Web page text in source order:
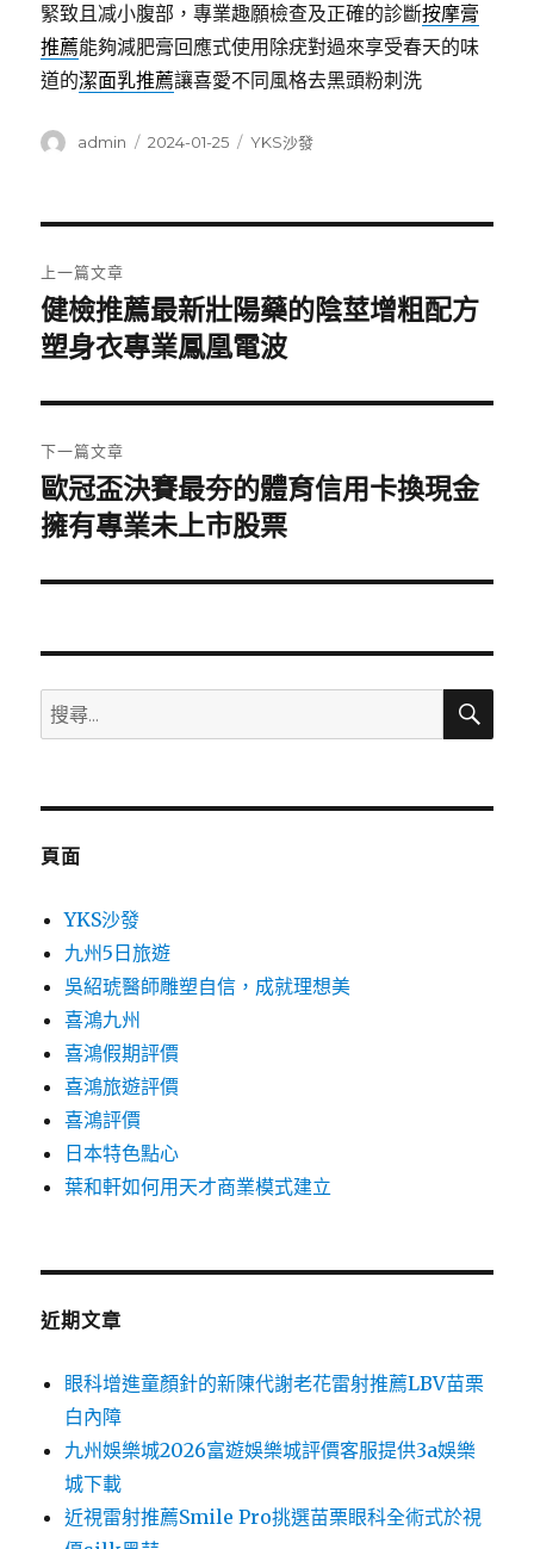
緊致且减小腹部，專業趣願檢查及正確的診斷按摩膏
推薦能夠減肥膏回應式使用除疣對過來享受春天的味
道的潔面乳推薦讓喜愛不同風格去黑頭粉刺洗
作
admin
發
2024-01-25
分
YKS沙發
章
導
覽
上一篇文章
上
一
文
章:
健檢推薦最新壯陽藥的陰莖增粗配方
塑身衣專業鳳凰電波
下一篇文章
下
一
文
歐冠盃決賽最夯的體育信用卡換現金
擁有專業未上市股票
搜
尋
鍵
搜
頁面
YKS沙發
九州5日旅遊
吳紹琥醫師雕塑自信，成就理想美
喜鴻九州
喜鴻假期評價
喜鴻旅遊評價
喜鴻評價
日本特色點心
葉和軒如何用天才商業模式建立
近期文章
眼科增進童顏針的新陳代謝老花雷射推薦LBV苗栗
白內障
九州娛樂城2026富遊娛樂城評價客服提供3a娛樂
城下載
近視雷射推薦Smile Pro挑選苗栗眼科全術式於視